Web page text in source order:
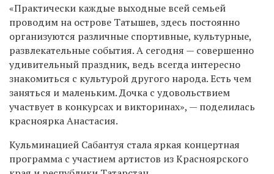
«Практически каждые выходные всей семьей
проводим на острове Татышев, здесь постоянно
организуются различные спортивные, культурные,
развлекательные события. А сегодня — совершенно
удивительный праздник, ведь всегда интересно
знакомиться с культурой другого народа. Есть чем
заняться и маленьким. Дочка с удовольствием
участвует в конкурсах и викторинах», — поделилась
красноярка Анастасия.
Кульминацией Сабантуя стала яркая концертная
программа с участием артистов из Красноярского